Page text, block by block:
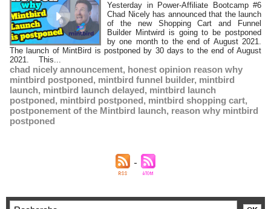
Yesterday in Power-Affiliate Bootcamp #6
Chad Nicely has announced that the launch
of the new Shopping Cart and Funnel
Builder Mintwird is going to be postponed
by one month to the end of August 2021.
The launch of MintBird is postponed by 30 days to the end of August
2021. This...
chad nicely announcement, honest opinion reason why
mintbird postponed, mintbird funnel builder, mintbird
launch, mintbird launch delayed, mintbird launch
postponed, mintbird postponed, mintbird shopping cart,
postponement of the Mintbird launch, reason why mintbird
postponed